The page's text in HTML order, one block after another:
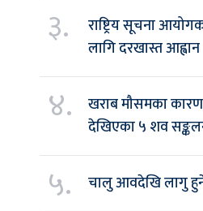
३.
राष्ट्रिय सूचना
लागि दरखास्त आह्वान
४.
खराब मौसमका
देखिएका ५ शव
५. चालु आवदेखि लागु